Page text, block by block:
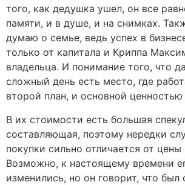
того, как дедушка ушел, он все
памяти, и в душе, и на снимках.
думаю о семье, ведь успех в
только от капитала и Криппа
владельца. И понимание того, что
сложный день есть место, где
второй план, и основной
В их стоимости есть большая
составляющая, поэтому нередки
покупки сильно отличается от
Возможно, к настоящему времени
изменились, но он говорит, что был